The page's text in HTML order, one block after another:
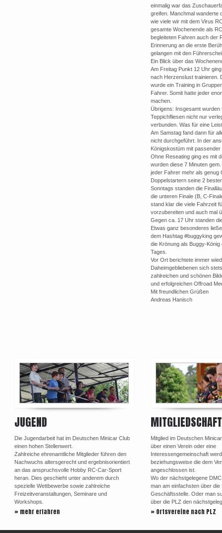
einmalig war das
greifen. Manchmal wanderte
wie viele wir mit dem Virus
gesamte Wochenende als
begleiteten Fahren auch der
Erinnerung an die erste
gelangen mit den
Ein Blick über das
Am Freitag Punkt 12 Uhr
nach Herzenslust trainieren.
wurde ein Training in
Fahrer. Somit hatte jeder
machen.
Übrigens: Insgesamt
Teppichfliesen nicht nur
verbunden. Was für eine
Am Samstag fand dann für
nicht durchgeführt. In der
Königskostüm mit
Ohne Reseating ging es mit
wurden diese 7 Minuten
jeder Fahrer mehr als genug
Doppelstartern seine 2
Sonntags standen die
die unteren Finale (B, C-
stand klar die viele Fahrzeit
vorzubereiten und auch mal
Gegen ca. 17 Uhr standen
Etwas ganz besonderes
dem Hashtag #buggyking
die Krönung als Buggy-
Tages.
Vor Ort berichtete immer
Daheimgebliebenen sich
zahlreichen und schönen
und erfolgreichen Offroad
Mit freundlichen Grüßen
Andreas Hanisch
JUGEND
Die Jugendarbeit hat im Deutschen Minicar Club
einen hohen Stellenwert.
Zahlreiche ehrenamtliche Mitglieder führen den
Nachwuchs altersgerecht und ergebnisorientiert
an das anspruchsvolle Hobby RC-Car-Sport
heran. Dies geschieht unter anderem durch
spezielle Wettbewerbe sowie zahlreiche
Freizeitveranstaltungen, Seminare und
Workshops.
» mehr erfahren
MITGLIEDSCHAFT
Mitglied im Deutschen
über einen Verein oder eine
Interessengemeinschaft
beziehungsweise die dem
angeschlossen ist.
Wo der nächstgelegene
man am einfachsten über die
Geschäftsstelle. Oder man
über die PLZ den
» Ortsvereine nach PLZ